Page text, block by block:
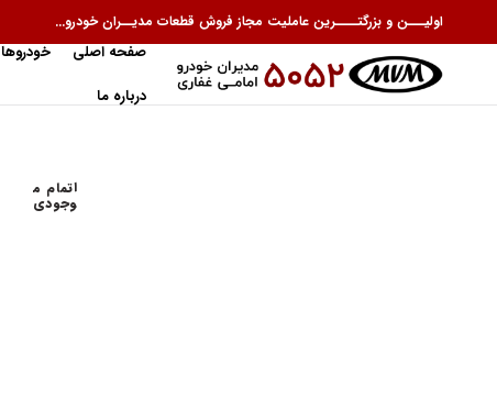
اولیـــن و بزرگتــــرین عاملیت مجاز فروش قطعات مدیــران خودرو...
صفحه اصلی
خودروها
درباره ما
اتمام م
وجودی